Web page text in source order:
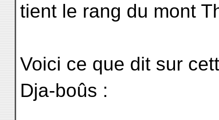
tient le rang du mont
Voici ce que dit sur
Dja-boûs :